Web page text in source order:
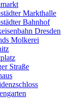
Markthalle
Bahnhof
Dresden
Molkerei
Straße